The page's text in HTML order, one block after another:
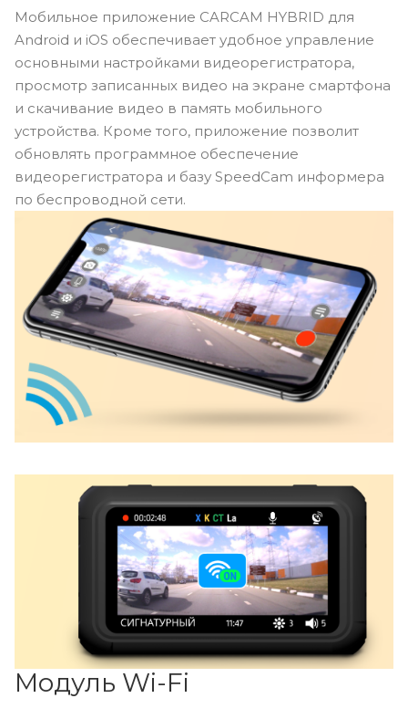
Мобильное приложение CARCAM HYBRID для
Android и iOS обеспечивает удобное управление
основными настройками видеорегистратора,
просмотр записанных видео на экране смартфона
и скачивание видео в память мобильного
устройства. Кроме того, приложение позволит
обновлять программное обеспечение
видеорегистратора и базу SpeedCam информера
по беспроводной сети.
Модуль Wi-Fi